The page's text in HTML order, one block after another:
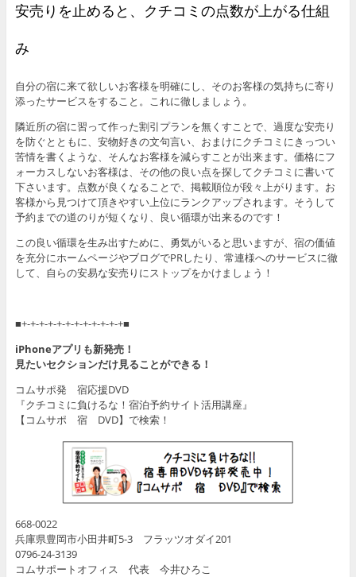
安売りを止めると、クチコミの点数が上がる仕組
み
自分の宿に来て欲しいお客様を明確にし、そのお客様の気持ちに寄り
添ったサービスをすること。これに徹しましょう。
隣近所の宿に習って作った割引プランを無くすことで、過度な安売り
を防ぐとともに、安物好きの文句言い、おまけにクチコミにきっつい
苦情を書くような、そんなお客様を減らすことが出来ます。価格にフ
ォーカスしないお客様は、その他の良い点を探してクチコミに書いて
下さいます。点数が良くなることで、掲載順位が段々上がります。お
客様から見つけて頂きやすい上位にランクアップされます。そうして
予約までの道のりが短くなり、良い循環が出来るのです！
この良い循環を生み出すために、勇気がいると思いますが、宿の価値
を充分にホームページやブログでPRしたり、常連様へのサービスに徹
して、自らの安易な安売りにストップをかけましょう！
■+-+-+-+-+-+-+-+-+-+-+-+■
iPhoneアプリも新発売！
見たいセクションだけ見ることができる！
コムサポ発 宿応援DVD
『クチコミに負けるな！宿泊予約サイト活用講座』
【コムサポ 宿 DVD】で検索！
668-0022
兵庫県豊岡市小田井町5-3 フラッツオダイ201
0796-24-3139
コムサポートオフィス 代表 今井ひろこ